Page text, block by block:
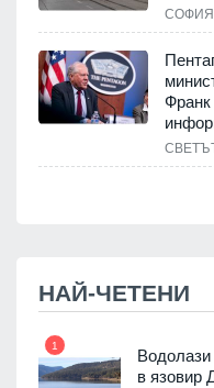
СОФИЯ
НАЙ-ЧЕТЕНИ
1
в язовир